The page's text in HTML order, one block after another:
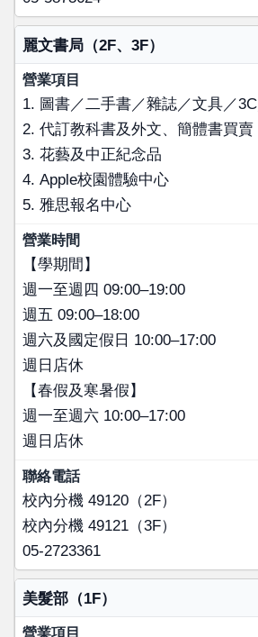
麗文書局（2F、3F）
1. 圖書／二手書／雜誌／文具／
2. 代訂教科書及外文、簡體書買賣
3. 花藝及中正紀念品
4. Apple校園體驗中心
5. 雅思報名中心
【學期間】
週一至週四 09:00–19:00
週五 09:00–18:00
週六及國定假日 10:00–17:00
週日店休
【春假及寒暑假】
週一至週六 10:00–17:00
週日店休
校內分機 49120（2F）
校內分機 49121（3F）
05-2723361
美髮部（1F）